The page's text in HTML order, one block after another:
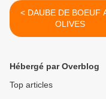
< DAUBE DE BOEUF AUX
OLIVES
Hébergé par Overblog
Top articles